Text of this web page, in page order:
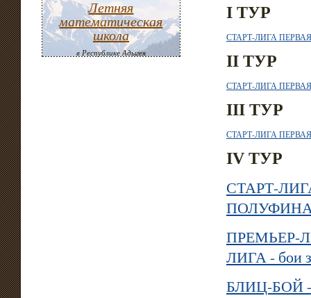
Летняя
математическая
школа
в Республике Адыгея
I ТУР
СТАРТ-ЛИГА
II ТУР
СТАРТ-ЛИГА
III ТУР
СТАРТ-ЛИГА
IV ТУР
СТАРТ-
ПРЕМЬЕР-
ЛИГА - бои
БЛИЦ-БОЙ